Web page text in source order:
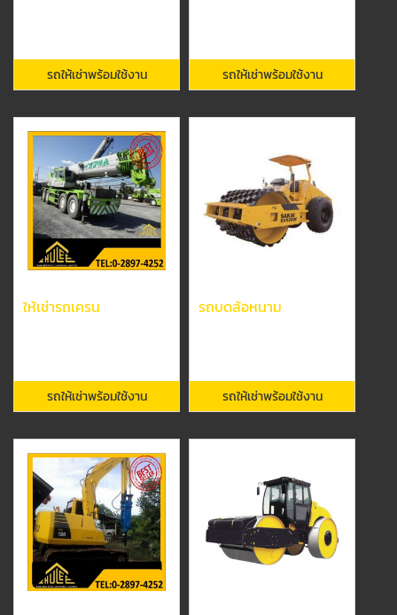
รถให้เช่าพร้อมใช้งาน รถให้เช่าพร้อมใช้งาน
ให้เช่ารถเครน
รถให้เช่าพร้อมใช้งาน
รถบดล้อหนาม
รถให้เช่าพร้อมใช้งาน